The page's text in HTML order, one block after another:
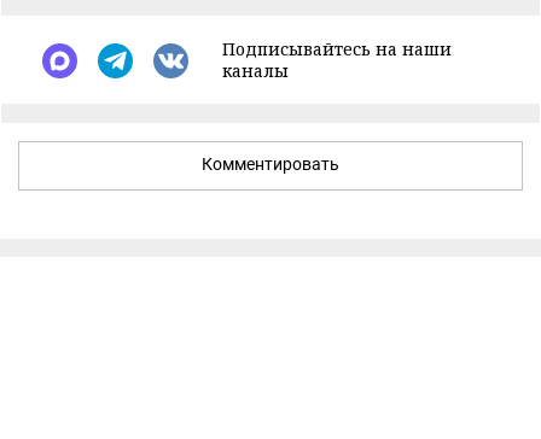
Подписывайтесь на наши
каналы
Комментировать